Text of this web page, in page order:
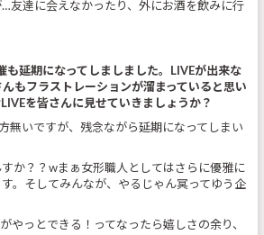
友達に会えなかったり、外にお酒を飲みに行
も延期になってしましました。LIVEが出来な
もフラストレーションが溜まっていると思い
を皆さんに見せていきましょうか？
無いですが、残念ながら延期になってしまい
か？？wまぁ女形職人としてはさらに優雅に
。そしてみんなが、やるじゃん冥ってゆう企
やっとできる！ってなったら嬉しさの余り、